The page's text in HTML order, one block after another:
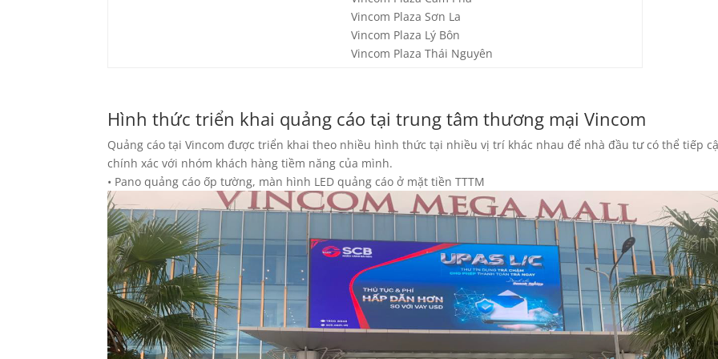
Vincom Plaza Sơn La
Vincom Plaza Lý Bôn
Vincom Plaza Thái Nguyên
Hình thức triển khai quảng cáo tại trung tâm thương mại Vincom
Quảng cáo tại Vincom được triển khai theo nhiều hình thức tại nhiều vị trí khác nhau để nhà đầu tư có thể tiếp
chính xác với nhóm khách hàng tiềm năng của mình.
• Pano quảng cáo ốp tường, màn hình LED quảng cáo ở mặt tiền TTTM